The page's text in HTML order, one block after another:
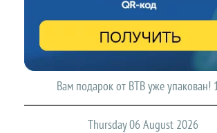
Вам подарок от ВТВ уже упакован!
Thursday 06 August 2026